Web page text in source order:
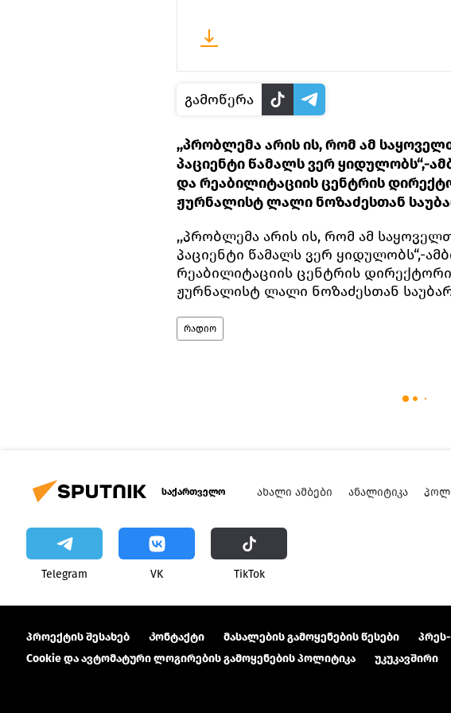
გამოწერა
,,პრობლემა არის ის, რომ ამ
პაციენტი წამალს ვერ ყიდულობს“,-
და რეაბილიტაციის ცენტრის
ჟურნალისტ ლალი ნოზაძესთან
,,პრობლემა არის ის, რომ ამ
პაციენტი წამალს ვერ ყიდულობს“,-
რეაბილიტაციის ცენტრის
ჟურნალისტ ლალი ნოზაძესთან
რადიო
საქართველო ᲐᲮᲐᲚᲘ ᲐᲛᲑᲔᲑᲘ ᲐᲜᲐᲚᲘᲢᲘᲙᲐ
Telegram VK ТikТоk
პროექტის შესახებ Კონტაქტი მასალების გამოყენების წესები
Cookie და ავტომატური ლოგირების გამოყენების პოლიტიკა
უკუკავშირი